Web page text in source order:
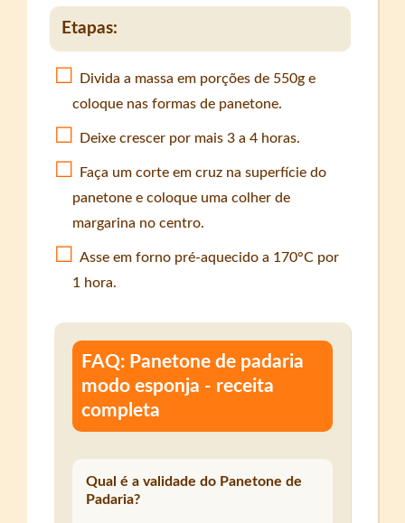
Etapas:
Divida a massa em porções de 550g e
coloque nas formas de panetone.
Deixe crescer por mais 3 a 4 horas.
Faça um corte em cruz na superfície do
panetone e coloque uma colher de
margarina no centro.
Asse em forno pré-aquecido a 170°C por
1 hora.
FAQ: Panetone de padaria
modo esponja - receita
completa
Qual é a validade do Panetone de
Padaria?